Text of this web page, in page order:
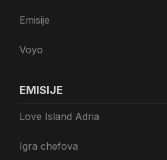
Emisije
Voyo
EMISIJE
Love Island Adria
Igra chefova